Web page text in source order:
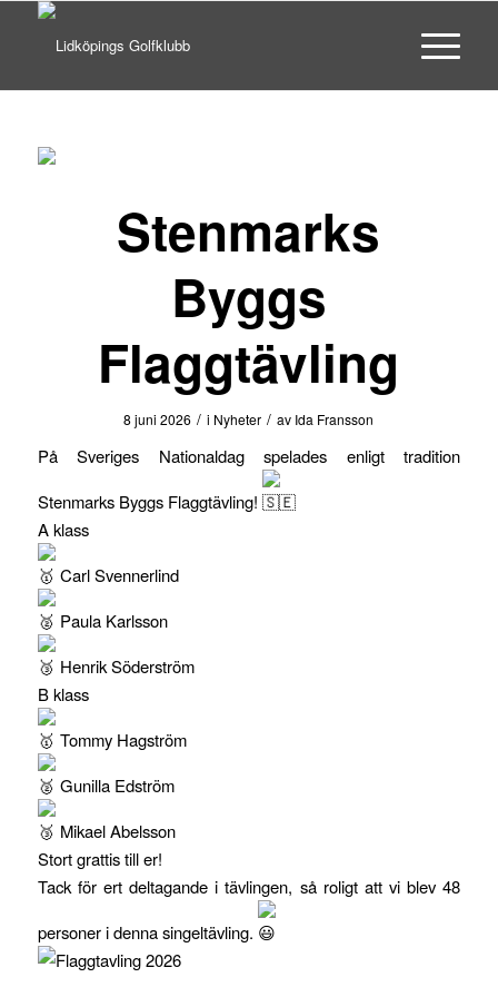
Stenmarks
Byggs
Flaggtävling
8 juni 2026 / i Nyheter / av Ida Fransson
På Sveriges Nationaldag spelades enligt tradition
Stenmarks Byggs Flaggtävling!
A klass
Carl Svennerlind
Paula Karlsson
Henrik Söderström
B klass
Tommy Hagström
Gunilla Edström
Mikael Abelsson
Stort grattis till er!
Tack för ert deltagande i tävlingen, så roligt att vi blev 48
personer i denna singeltävling.